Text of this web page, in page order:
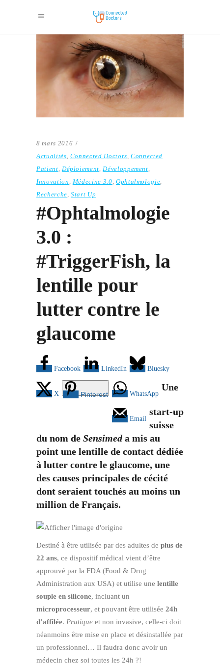
8 mars 2016
Actualités Connected Doctors ,Connected
Patient Déploiement Développement
Innovation
Médecine 3.0 Ophtalmologie
Recherche ,Start Up
#Ophtalmologie
3.0 :
#TriggerFish, la
lentille pour
lutter contre le
glaucome
Facebook LinkedIn Bluesky
X Pinterest WhatsApp
Email
Une
start-up
suisse
du nom de Sensimeda mis au
point une lentille de contact dédiée
à lutter contre le glaucome, une
des causes principales de cécité
dont seraient touchés au moins un
million de Français.
Destiné à être utilisée par des adultes de plus de
22 ans, ce dispositif médical vient d’être
approuvé par la FDA (Food & Drug
Administration aux USA) et utilise une lentille
souple en silicone, incluant un
microprocesseur, et pouvant être utilisée 24h
d’affilée. Pratique et non invasive, celle-ci doit
néanmoins être mise en place et désinstallée par
un professionnel… Il faudra donc avoir un
médecin chez soi toutes les 24h ?!